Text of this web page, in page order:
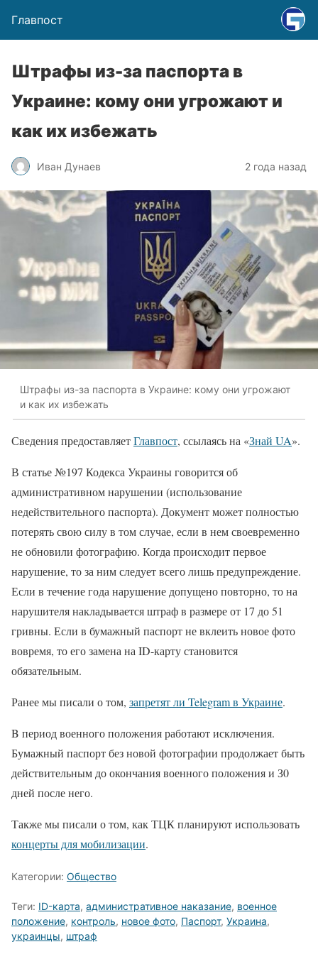
Главпост
Штрафы из-за паспорта в
Украине: кому они угрожают и
как их избежать
Иван Дунаев 2 года назад
Штрафы из-за паспорта в Украине: кому они угрожают
и как их избежать
Сведения предоставляетГлавпост, ссылаясь на «Знай UA».
В статье №197 Кодекса Украины говорится об
административном нарушении (использование
недействительного паспорта). Документ может полностью
потерять свою силу в том случае, если в нем своевременно
не обновили фотографию. Когда происходит первое
нарушение, то за ним следует всего лишь предупреждение.
Если в течение года нарушение допущено повторно, то на
нарушителя накладывается штраф в размере от 17 до 51
гривны. Если в бумажный паспорт не вклеить новое фото
вовремя, то его замена на ID-карту становится
обязательным.
Ранее мы писали о том, запретят ли Telegram в Украине.
B период военного положения работают исключения.
Бумажный паспорт без новой фотографии продолжает быть
действительным до окончания военного положения и З0
дней после него.
Также мы писали о том, как ТЦК планируют использовать
концерты для мобилизации.
Категории: Общество
Теги: ID-карта, административное наказание, военное
положение, контроль, новое фото, Паспорт, Украина,
украинцы, штраф